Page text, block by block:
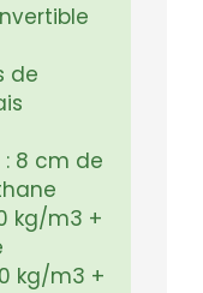
de
8 cm de
kg/m3 +
kg/m3 +